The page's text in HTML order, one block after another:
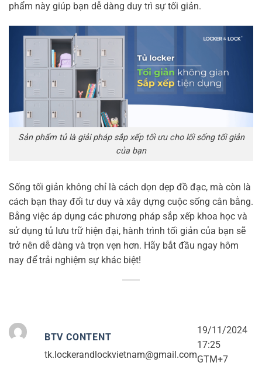
phẩm này giúp bạn dễ dàng duy trì sự tối giản.
Sản phẩm tủ là giải pháp sắp xếp tối ưu cho lối sống tối giản
của bạn
Sống tối giản không chỉ là cách dọn dẹp đồ đạc, mà còn là
cách bạn thay đổi tư duy và xây dựng cuộc sống cân bằng.
Bằng việc áp dụng các phương pháp sắp xếp khoa học và
sử dụng tủ lưu trữ hiện đại, hành trình tối giản của bạn sẽ
trở nên dễ dàng và trọn vẹn hơn. Hãy bắt đầu ngay hôm
nay để trải nghiệm sự khác biệt!
BTV CONTENT
tk.lockerandlockvietnam@gmail.com
19/11/2024
17:25
GTM+7